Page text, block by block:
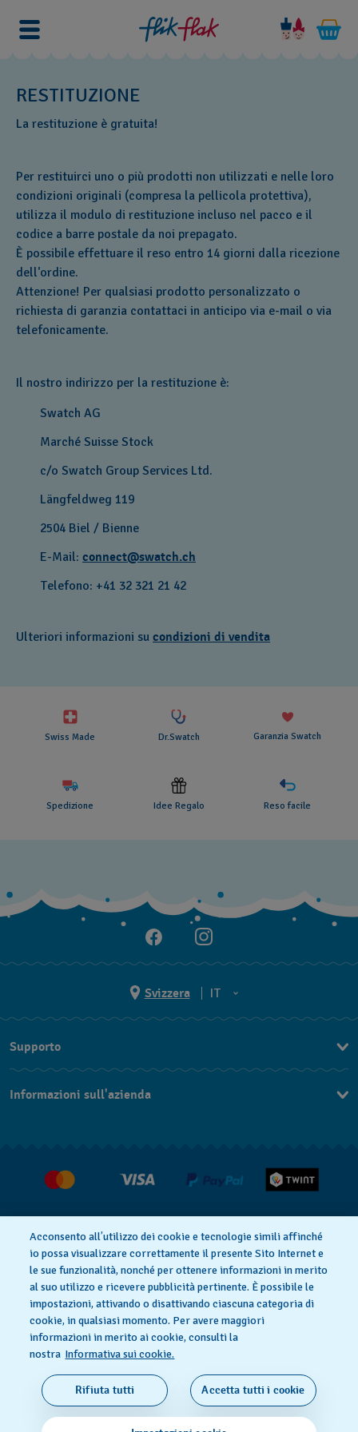
RESTITUZIONE
La restituzione è gratuita!
Per restituirci uno o più prodotti non utilizzati e nelle loro
condizioni originali (compresa la pellicola protettiva),
utilizza il modulo di restituzione incluso nel pacco e il
codice a barre postale da noi prepagato.
È possibile effettuare il reso entro 14 giorni dalla ricezione
dell'ordine.
Attenzione! Per qualsiasi prodotto personalizzato o
richiesta di garanzia contattaci in anticipo via e-mail o via
telefonicamente.
Il nostro indirizzo per la restituzione è:
Swatch AG
Marché Suisse Stock
c/o Swatch Group Services Ltd.
Längfeldweg 119
2504 Biel / Bienne
E-Mail: connect@swatch.ch
Telefono: +41 32 321 21 42
Ulteriori informazioni su condizioni di vendita
Swiss Made Dr.Swatch Garanzia Swatch
Spedizione Idee Regalo Reso facile
Svizzera
IT
EN
Supporto
Condizioni di vendita
Diritto di recesso
Informazioni sull'azienda
Informativa sulla privacy Cookies
Condizioni di utilizzo Informazioni legali
SWISS MADE
© 2026 FLIK FLAK, UNA DIVISIONE DI SWATCH AG.
Acconsento all’utilizzo dei cookie e tecnologie simili affinché
io possa visualizzare correttamente il presente Sito Internet e
le sue funzionalità, nonché per ottenere informazioni in merito
al suo utilizzo e ricevere pubblicità pertinente. È possibile le
impostazioni, attivando o disattivando ciascuna categoria di
cookie, in qualsiasi momento. Per avere maggiori
informazioni in merito ai cookie, consulti la
nostra Informativa sui cookie.
Rifiuta tutti Accetta tutti i cookie